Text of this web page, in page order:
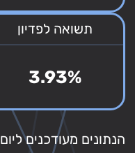
תשואה לפדיון
3.93%
הנתונים מעודכנים ליום 06.08.2026